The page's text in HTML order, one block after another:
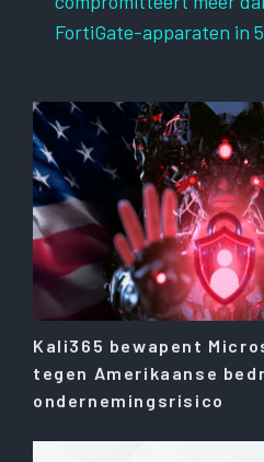
FortiGate-apparaten in
Kali365 bewapent
tegen Amerikaanse
ondernemingsrisico